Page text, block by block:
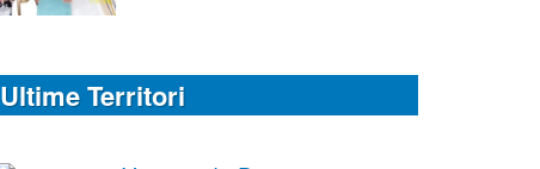
Ultime Territori